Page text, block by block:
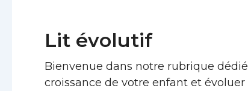
Lit évolutif
Bienvenue dans notre rubrique
croissance de votre enfant et